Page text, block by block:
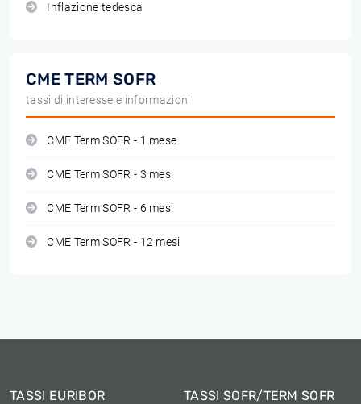
Inflazione tedesca
CME TERM SOFR
tassi di interesse e informazioni
CME Term SOFR - 1 mese
CME Term SOFR - 3 mesi
CME Term SOFR - 6 mesi
CME Term SOFR - 12 mesi
TASSI EURIBOR TASSI SOFR/TERM SOFR